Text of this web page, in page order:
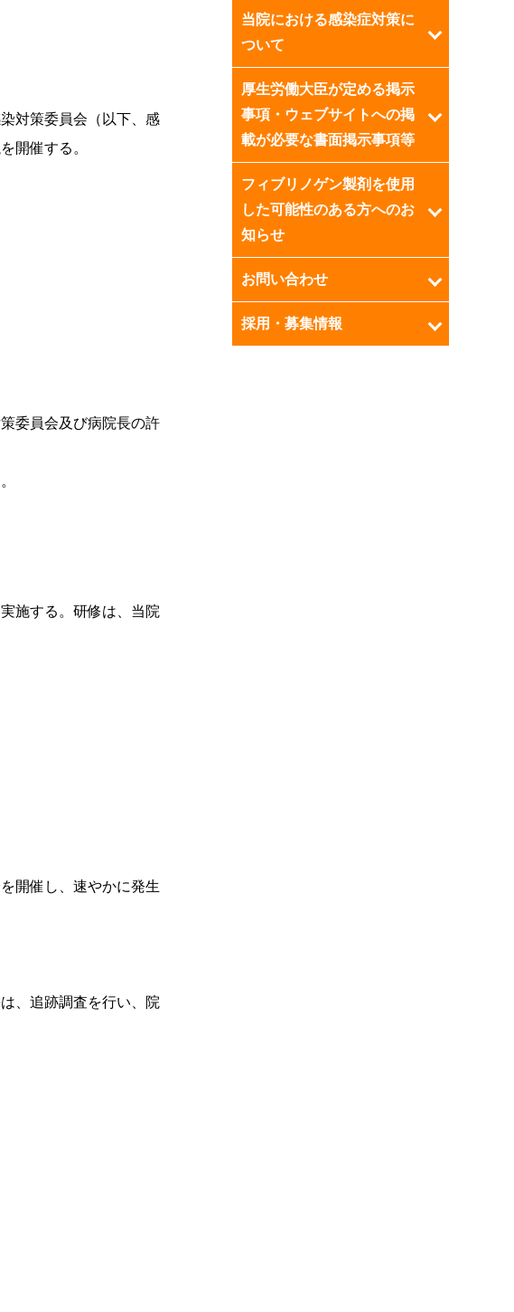
対策委員会（以下、感
開催する。
委員会及び病院長の許
施する。研修は、当院
開催し、速やかに発生
、追跡調査を行い、院
当院における感染症対策に
ついて
厚生労働大臣が定める掲示
事項・ウェブサイトへの掲
載が必要な書面掲示事項等
フィブリノゲン製剤を使用
した可能性のある方へのお
知らせ
お問い合わせ
採用・募集情報